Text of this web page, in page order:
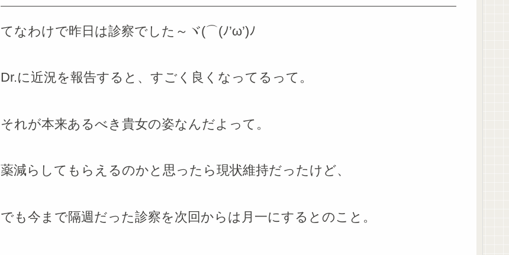
てなわけで昨日は診察でした～ヾ(⌒(ﾉ’ω’)ﾉ
Dr.に近況を報告すると、すごく良くなってるって。
それが本来あるべき貴女の姿なんだよって。
薬減らしてもらえるのかと思ったら現状維持だったけど、
でも今まで隔週だった診察を次回からは月一にするとのこと。